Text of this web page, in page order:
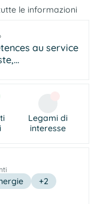
le informazioni
au service
Legami di
interesse
+2